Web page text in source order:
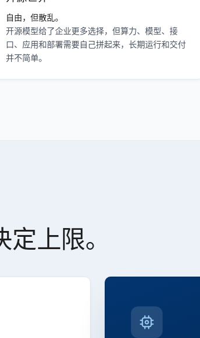
自由，但散乱。
开源模型给了企业更多选择，但算力、模型、接
口、应用和部署需要自己拼起来，长期运行和交付
并不简单。
定上限。